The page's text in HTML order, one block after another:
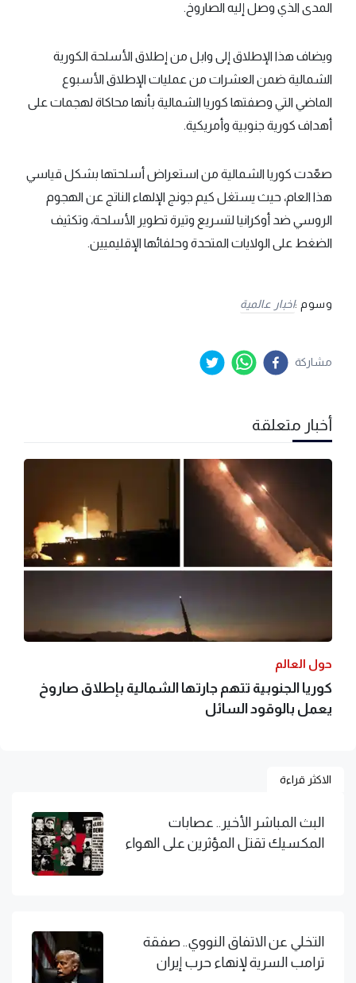
المدى الذي وصل إليه الصاروخ.
ويضاف هذا الإطلاق إلى وابل من إطلاق الأسلحة الكورية
الشمالية ضمن العشرات من عمليات الإطلاق الأسبوع
الماضي التي وصفتها كوريا الشمالية بأنها محاكاة لهجمات على
أهداف كورية جنوبية وأمريكية.
صعّدت كوريا الشمالية من استعراض أسلحتها بشكل قياسي
هذا العام، حيث يستغل كيم جونج الإلهاء الناتج عن الهجوم
الروسي ضد أوكرانيا لتسريع وتيرة تطوير الأسلحة، وتكثيف
الضغط على الولايات المتحدة وحلفائها الإقليميين.
وسوم :اخبار عالمية
مشاركة
أخبار متعلقة
حول العالم
كوريا الجنوبية تتهم جارتها الشمالية بإطلاق صاروخ
يعمل بالوقود السائل
الاكثر قراءة
البث المباشر الأخير.. عصابات
المكسيك تقتل المؤثرين على الهواء
التخلي عن الاتفاق النووي.. صفقة
ترامب السرية لإنهاء حرب إيران